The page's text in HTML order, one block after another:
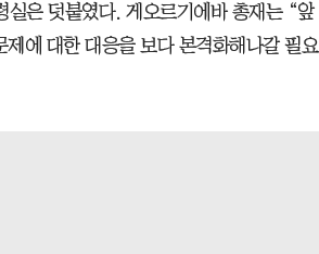
은 덧붙였다. 게오르기에바 총재는 “앞
에 대한 대응을 보다 본격화해나갈 필요